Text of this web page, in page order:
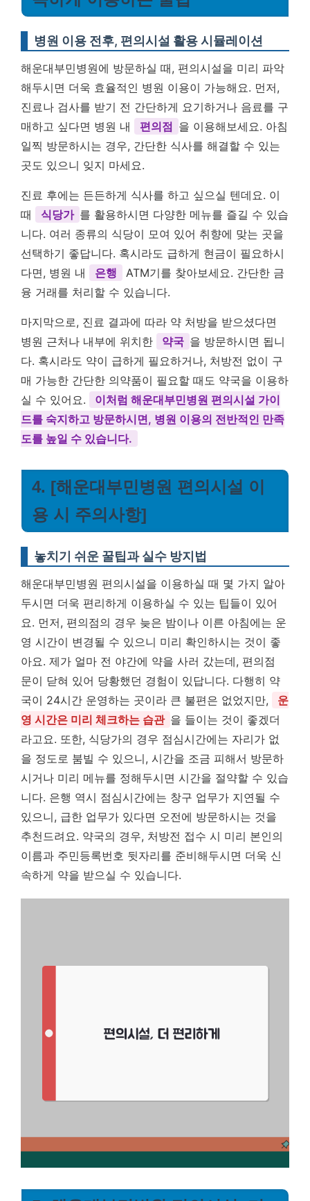
병원 이용 전후, 편의시설 활용 시뮬레이션
해운대부민병원에 방문하실 때, 편의시설을 미리 파악
해두시면 더욱 효율적인 병원 이용이 가능해요. 먼저,
진료나 검사를 받기 전 간단하게 요기하거나 음료를 구
매하고 싶다면 병원 내
편의점 을 이용해보세요. 아침
일찍 방문하시는 경우, 간단한 식사를 해결할 수 있는
곳도 있으니 잊지 마세요.
진료 후에는 든든하게 식사를 하고 싶으실 텐데요. 이
때
식당가 를 활용하시면 다양한 메뉴를 즐길 수 있습
니다. 여러 종류의 식당이 모여 있어 취향에 맞는 곳을
선택하기 좋답니다. 혹시라도 급하게 현금이 필요하시
다면, 병원 내
은행
ATM기를 찾아보세요. 간단한 금
융 거래를 처리할 수 있습니다.
마지막으로, 진료 결과에 따라 약 처방을 받으셨다면
병원 근처나 내부에 위치한
약국 을 방문하시면 됩니
다. 혹시라도 약이 급하게 필요하거나, 처방전 없이 구
매 가능한 간단한 의약품이 필요할 때도 약국을 이용하
실 수 있어요.
이처럼 해운대부민병원 편의시설 가이
드를 숙지하고 방문하시면, 병원 이용의 전반적인 만족
도를 높일 수 있습니다.
4. [해운대부민병원 편의시설 이
용 시 주의사항]
놓치기 쉬운 꿀팁과 실수 방지법
해운대부민병원 편의시설을 이용하실 때 몇 가지 알아
두시면 더욱 편리하게 이용하실 수 있는 팁들이 있어
요. 먼저, 편의점의 경우 늦은 밤이나 이른 아침에는 운
영 시간이 변경될 수 있으니 미리 확인하시는 것이 좋
아요. 제가 얼마 전 야간에 약을 사러 갔는데, 편의점
문이 닫혀 있어 당황했던 경험이 있답니다. 다행히 약
국이 24시간 운영하는 곳이라 큰 불편은 없었지만,
운
영 시간은 미리 체크하는 습관 을 들이는 것이 좋겠더
라고요. 또한, 식당가의 경우 점심시간에는 자리가 없
을 정도로 붐빌 수 있으니, 시간을 조금 피해서 방문하
시거나 미리 메뉴를 정해두시면 시간을 절약할 수 있습
니다. 은행 역시 점심시간에는 창구 업무가 지연될 수
있으니, 급한 업무가 있다면 오전에 방문하시는 것을
추천드려요. 약국의 경우, 처방전 접수 시 미리 본인의
이름과 주민등록번호 뒷자리를 준비해두시면 더욱 신
속하게 약을 받으실 수 있습니다.